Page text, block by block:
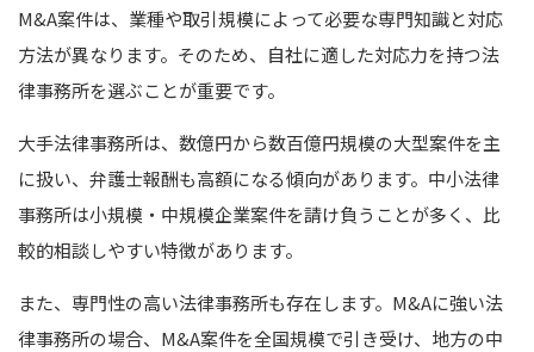
M&A案件は、業種や取引規模によって必要な専門知識と対応
方法が異なります。そのため、自社に適した対応力を持つ法
律事務所を選ぶことが重要です。
大手法律事務所は、数億円から数百億円規模の大型案件を主
に扱い、弁護士報酬も高額になる傾向があります。中小法律
事務所は小規模・中規模企業案件を請け負うことが多く、比
較的相談しやすい特徴があります。
また、専門性の高い法律事務所も存在します。M&Aに強い法
律事務所の場合、M&A案件を全国規模で引き受け、地方の中